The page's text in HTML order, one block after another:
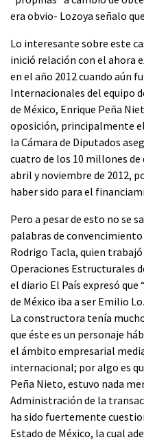
era obvio- Lozoya señalo
Lo interesante sobre este
inició relación con el ahora
en el año 2012 cuando aún
Internacionales del equipo
de México, Enrique Peña
oposición, principalmente
la Cámara de Diputados
cuatro de los 10 millones
abril y noviembre de 2012,
haber sido para el
Pero a pesar de esto no se
palabras de convencimiento
Rodrigo Tacla, quien
Operaciones Estructurales
el diario El País expresó
de México iba a ser Emilio
La constructora tenía
que éste es un personaje
el ámbito empresarial
internacional; por algo es
Peña Nieto, estuvo nada
Administración de la
ha sido fuertemente
Estado de México, la cual